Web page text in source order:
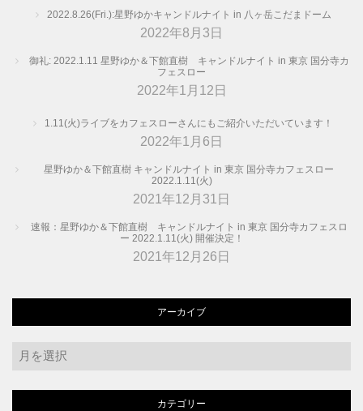
2022.8.26(Fri.):星野ゆかキャンドルナイト in 八ヶ岳こだまドーム
2022年8月3日
御礼: 2022.1.11 星野ゆか＆下館直樹 キャンドルナイト in 東京 国分寺カ
フェスロー
2022年1月12日
1.11(火)ライブをカフェスローさんにもご紹介いただいています！
2022年1月6日
星野ゆか＆下館直樹 キャンドルナイト in 東京 国分寺カフェスロー
2022.1.11(火)
2021年12月31日
速報：星野ゆか＆下館直樹 キャンドルナイト in 東京 国分寺カフェスロ
ー 2022.1.11(火) 開催決定！
2021年12月26日
アーカイブ
ア
カ
カテゴリー